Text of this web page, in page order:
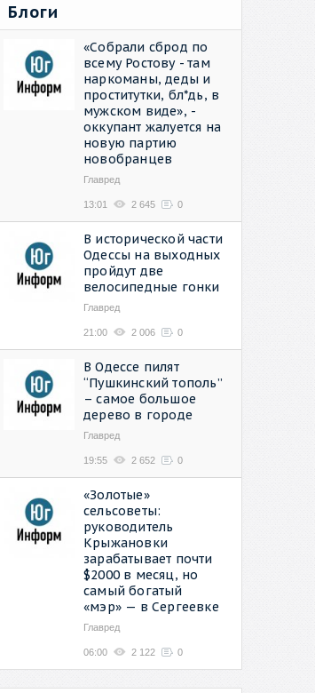
Блоги
«Собрали сброд по
всему Ростову - там
наркоманы, деды и
проститутки, бл*дь, в
мужском виде», -
оккупант жалуется на
новую партию
новобранцев
Главред
13:01 2 645 0
В исторической части
Одессы на выходных
пройдут две
велосипедные гонки
Главред
21:00 2 006 0
В Одессе пилят
“Пушкинский тополь”
– самое большое
дерево в городе
Главред
19:55 2 652 0
«Золотые»
сельсоветы:
руководитель
Крыжановки
зарабатывает почти
$2000 в месяц, но
самый богатый
«мэр» — в Сергеевке
Главред
06:00 2 122 0